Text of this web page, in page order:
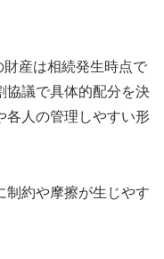
産は相続発生時点で
協議で具体的配分を決
各人の管理しやすい形
制約や摩擦が生じやす